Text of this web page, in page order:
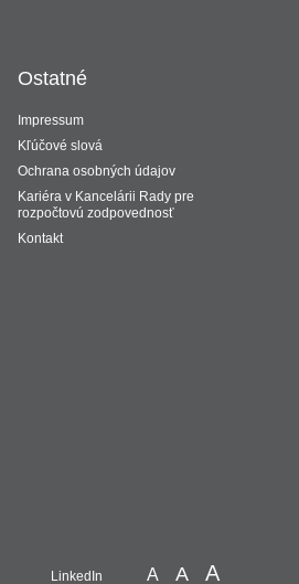
Ostatné
Impressum
Kľúčové slová
Ochrana osobných údajov
Kariéra v Kancelárii Rady pre
rozpočtovú zodpovednosť
Kontakt
LinkedIn A A A